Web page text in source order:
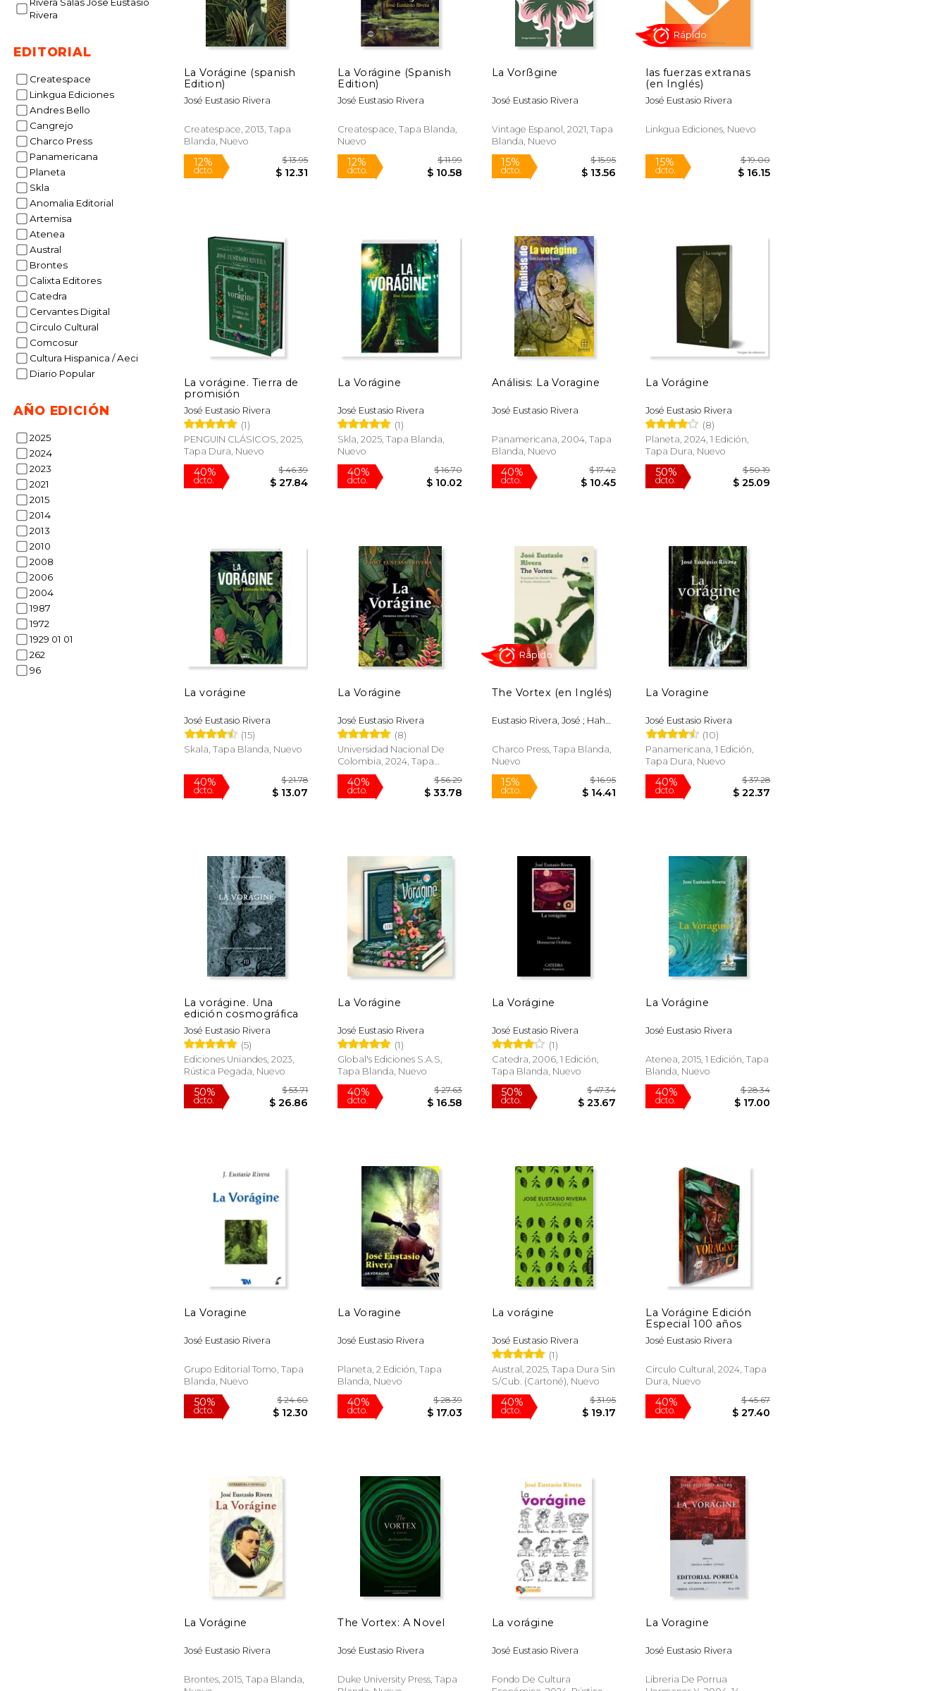
Rivera
EDITORIAL
Createspace
Linkgua Ediciones
Andres Bello
Cangrejo
Charco Press
Panamericana
Planeta
Skla
Anomalia Editorial
Artemisa
Atenea
Austral
Brontes
Calixta Editores
Catedra
Cervantes Digital
Circulo Cultural
Comcosur
Cultura Hispanica / Aeci
Diario Popular
AÑO EDICIÓN
2025
2024
2023
2021
2015
2014
2013
2010
2008
2006
2004
1987
1972
1929 01 01
262
96
La Vorágine (spanish
Edition)
José Eustasio Rivera
Createspace, 2013, Tapa
Blanda, Nuevo
12%
dcto.
La Vorágine (Spanish
Edition)
José Eustasio Rivera
Createspace, Tapa Blanda,
Nuevo
12%
dcto.
La Vorßgine
José Eustasio Rivera
Vintage Espanol, 2021, Tapa
Blanda, Nuevo
15%
dcto.
las fuerzas extranas
(en Inglés)
José Eustasio Rivera
Linkgua Ediciones, NuevoRápido
La vorágine. Tierra de
promisión
José Eustasio Rivera
(1)
PENGUIN CLÁSICOS, 2025,
Tapa Dura, Nuevo
40%
dcto.
La Vorágine
José Eustasio Rivera
(1)
Skla, 2025, Tapa Blanda,
Nuevo
40%
dcto.
Análisis: La Voragine
José Eustasio Rivera
Panamericana, 2004, Tapa
Blanda, Nuevo
40%
dcto.
$ 17.42
$ 10.45
La Vorágine
José Eustasio Rivera
(8)
Planeta, 2024, 1 Edición,
Tapa Dura, Nuevo
50%
dcto.
La vorágine
José Eustasio Rivera
(15)
Skala, Tapa Blanda, Nuevo
40%
dcto.
La Vorágine
José Eustasio Rivera
(8)
Universidad Nacional De
Colombia, 2024, Tapa
Blanda, Nuevo
40%
dcto.
The Vortex (en Inglés)
Eustasio Rivera, José ; Hahn,
Charco Press, Tapa Blanda,
Nuevo
15%
dcto.
$ 16.95
$ 14.41
La Voragine
José Eustasio Rivera
(10)
Panamericana, 1 Edición,
Tapa Dura, Nuevo
40%
dcto.
La vorágine. Una
edición cosmográfica
José Eustasio Rivera
(5)
Ediciones Uniandes, 2023,
Rústica Pegada, Nuevo
50%
dcto. $ 26.86
La Vorágine
José Eustasio Rivera
(1)
Global's Ediciones S.A.S,
Tapa Blanda, Nuevo
40%
dcto. $ 16.58
La Vorágine
José Eustasio Rivera
(1)
Catedra, 2006, 1 Edición,
Tapa Blanda, Nuevo
$ 23.67
La Vorágine
José Eustasio Rivera
Atenea, 2015, 1 Edición, Tapa
Blanda, Nuevo
40%
dcto.
La Voragine
José Eustasio Rivera
Grupo Editorial Tomo, Tapa
Blanda, Nuevo
50% $ 24.60
La Voragine
José Eustasio Rivera
Planeta, 2 Edición, Tapa
Blanda, Nuevo
40% $ 28.39
La vorágine
José Eustasio Rivera
(1)
Austral, 2025, Tapa Dura Sin
S/cub. (cartoné), Nuevo
40% $ 31.95
La Vorágine Edición
Especial 100 años
José Eustasio Rivera
Circulo Cultural, 2024, Tapa
Dura, Nuevo
40%
La Vorágine
José Eustasio Rivera
Brontes, 2015, Tapa Blanda,
The Vortex: A Novel
José Eustasio Rivera
Duke University Press, Tapa
La vorágine
José Eustasio Rivera
Fondo De Cultura
La Voragine
José Eustasio Rivera
Libreria De Porrua